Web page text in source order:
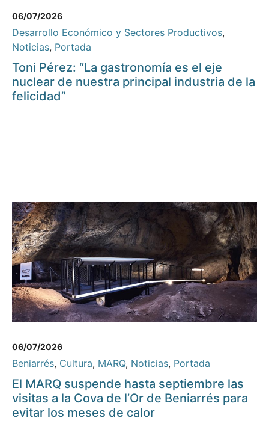
06/07/2026
Desarrollo Económico y Sectores Productivos,
Noticias, Portada
Toni Pérez: “La gastronomía es el eje
nuclear de nuestra principal industria de la
felicidad”
06/07/2026
Beniarrés, Cultura, MARQ, Noticias, Portada
El MARQ suspende hasta septiembre las
visitas a la Cova de l’Or de Beniarrés para
evitar los meses de calor